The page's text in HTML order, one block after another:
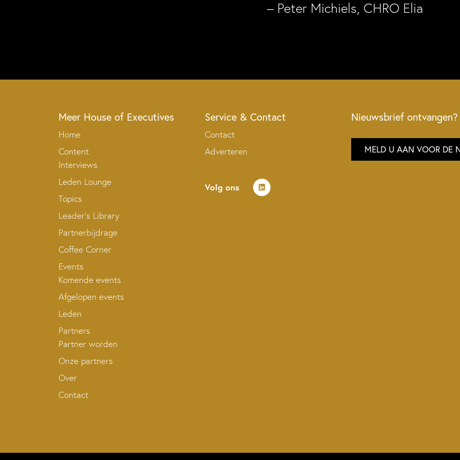
– Peter Michiels, CHRO Elia
Meer House of Executives
Home
Content
Interviews
Leden Lounge
Topics
Leader’s Library
Partnerbijdrage
Coffee Corner
Events
Komende events
Afgelopen events
Leden
Partners
Partner worden
Onze partners
Over
Contact
Service & Contact
Contact
Adverteren
Volg ons
Nieuwsbrief ontvangen?
MELD U AAN VOOR DE